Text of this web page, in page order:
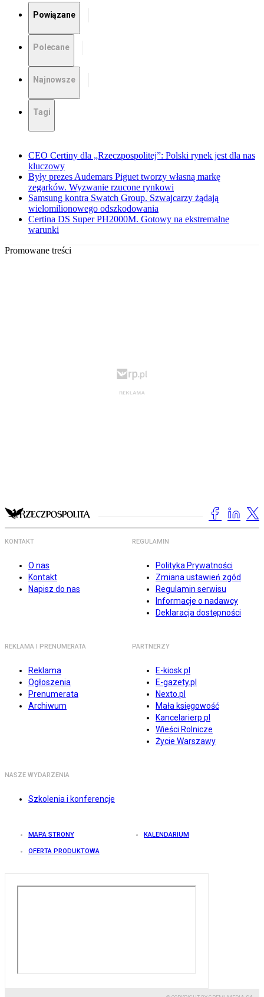
Powiązane
Polecane
Najnowsze
Tagi
CEO Certiny dla „Rzeczpospolitej”: Polski rynek jest dla nas
kluczowy
Były prezes Audemars Piguet tworzy własną markę
zegarków. Wyzwanie rzucone rynkowi
Samsung kontra Swatch Group. Szwajcarzy żądają
wielomilionowego odszkodowania
Certina DS Super PH2000M. Gotowy na ekstremalne
warunki
Promowane treści
KONTAKT
O nas
Kontakt
Napisz do nas
REGULAMIN
Polityka Prywatności
Zmiana ustawień zgód
Regulamin serwisu
Informacje o nadawcy
Deklaracja dostępności
REKLAMA I PRENUMERATA
Reklama
Ogłoszenia
Prenumerata
Archiwum
PARTNERZY
E-kiosk.pl
E-gazety.pl
Nexto.pl
Mała księgowość
Kancelarierp.pl
Wieści Rolnicze
Życie Warszawy
NASZE WYDARZENIA
Szkolenia i konferencje
MAPA STRONY KALENDARIUM
OFERTA PRODUKTOWA